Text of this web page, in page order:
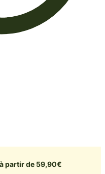
à partir de 59,90€